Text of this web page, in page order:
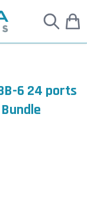
6 24 ports